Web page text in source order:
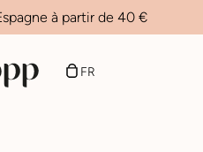
à partir de 40 €
FR
EN